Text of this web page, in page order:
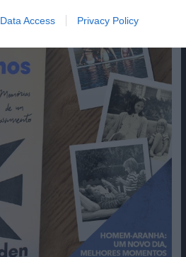
Data Access Privacy Policy